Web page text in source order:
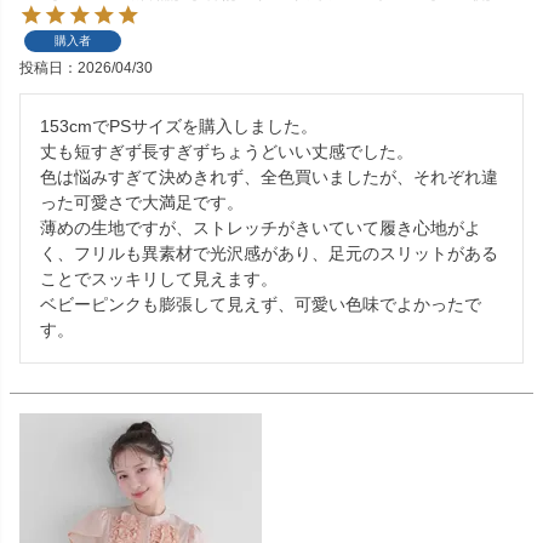
購入者
投稿日 2026/04/30
153cmでPSサイズを購入しました。
丈も短すぎず長すぎずちょうどいい丈感でした。
色は悩みすぎて決めきれず、全色買いましたが、それぞれ違
った可愛さで大満足です。
薄めの生地ですが、ストレッチがきいていて履き心地がよ
く、フリルも異素材で光沢感があり、足元のスリットがある
ことでスッキリして見えます。
ベビーピンクも膨張して見えず、可愛い色味でよかったで
す。